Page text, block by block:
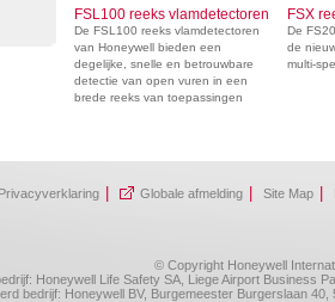
FSL100 reeks vlamdetectoren
De FSL100 reeks vlamdetectoren
van Honeywell bieden een
degelijke, snelle en betrouwbare
detectie van open vuren in een
brede reeks van toepassingen
FSX
De
de
multi-
Privacyverklaring Globale afmelding Site Map
© Copyright Honeywell
Honeywell Life Safety SA, Liege Airport Business
bedrijf: Honeywell BV, Burgemeester Burgerslaan